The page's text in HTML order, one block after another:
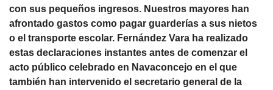
con sus pequeños ingresos. Nuestros mayores han
afrontado gastos como pagar guarderías a sus nietos
o el transporte escolar. Fernández Vara ha realizado
estas declaraciones instantes antes de comenzar el
acto público celebrado en Navaconcejo en el que
también han intervenido el secretario general de la